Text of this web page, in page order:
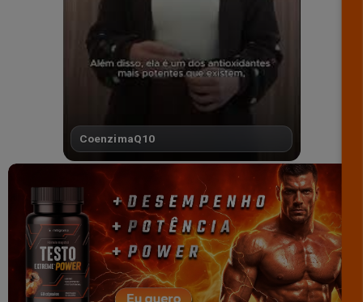
Farmácia de Manipulação Miligrama
CoenzimaQ10